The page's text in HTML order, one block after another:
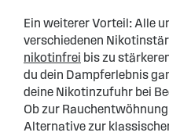
Ein weiterer Vorteil: Alle
verschiedenen
nikotinfrei bis zu
du dein Dampferlebnis
deine Nikotinzufuhr bei
Ob zur
Alternative zur